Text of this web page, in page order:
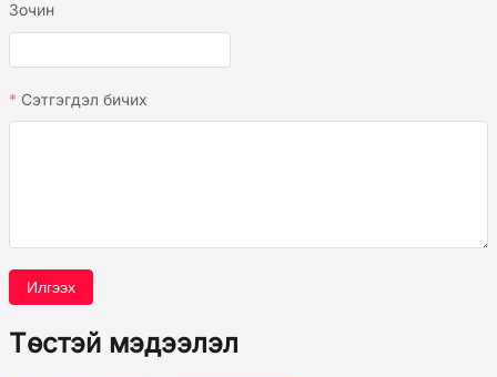
Зочин
Сэтгэгдэл бичих
Илгээх
Төстэй мэдээлэл